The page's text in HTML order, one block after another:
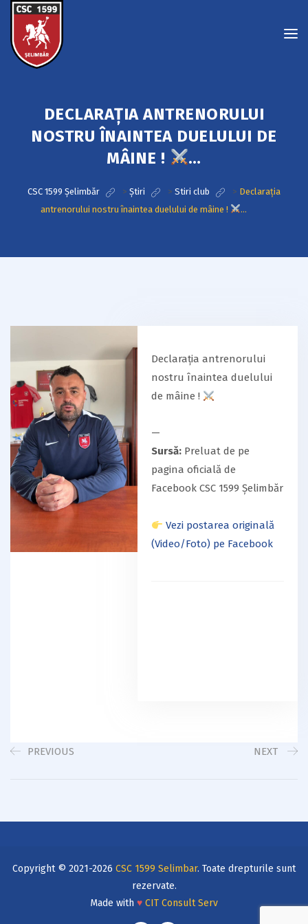
DECLARAȚIA ANTRENORULUI
NOSTRU ÎNAINTEA DUELULUI DE
MÂINE !
…
CSC 1599 Șelimbăr > Știri > Stiri club > Declarația
antrenorului nostru înaintea duelului de mâine !
…
Declarația antrenorului
nostru înaintea duelului
de mâine !
—
Sursă: Preluat de pe
pagina oficială de
Facebook CSC 1599 Șelimbăr
Vezi postarea originală
(Video/Foto) pe Facebook
PREVIOUS NEXT
Copyright © 2021-2026 CSC 1599 Selimbar. Toate drepturile sunt
rezervate.
Made with ♥ CIT Consult Serv